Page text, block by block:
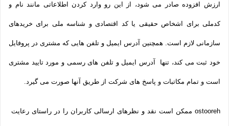
ارزش افزوده صادر می شود، از این رو وارد کردن اطلاعاتی مانند نام و
کدملی برای اشخاص حقیقی یا کد اقتصادی و شناسه ملی برای خریدهای
سازمانی لازم است. همچنین آدرس ایمیل و تلفن هایی که مشتری در پروفایل
خود ثبت می­ کند، تنها آدرس ایمیل و تلفن­ های رسمی و مورد تایید مشتری
است و تمام مکاتبات و پاسخ های شرکت از طریق آنها صورت می گیرد.
ostooreh ممکن است نقد و نظرهای ارسالی کاربران را در راستای رعایت